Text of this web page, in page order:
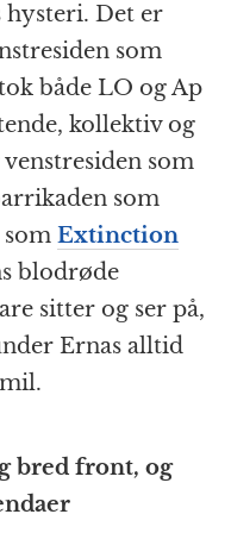
hysteri. Det er
som
både LO og Ap
kollektiv og
som
som
Extinction
blodrøde
sitter og ser på,
Ernas alltid
bred front, og